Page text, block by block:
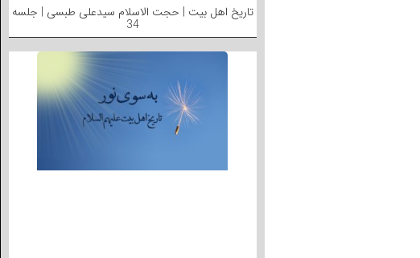
تاریخ اهل بیت | حجت الاسلام سیدعلی طبسی | جلسه
34